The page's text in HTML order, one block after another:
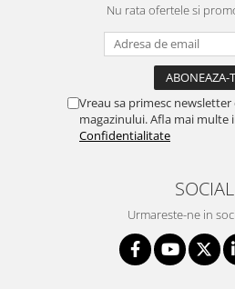
Nu rata ofertele si
Vreau sa primesc
magazinului. Afla mai multe
Confidentialitate
SOCIAL
Urmareste-ne in